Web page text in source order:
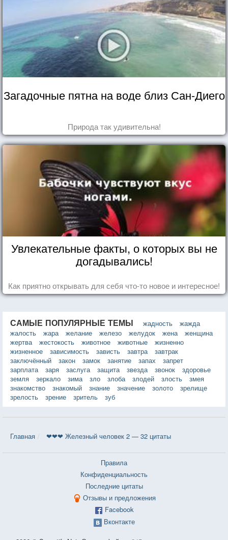
Загадочные пятна на воде близ Сан-Диего
Природа так удивительна!
Увлекательные факты, о которых вы не
догадывались!
Как приятно открывать для себя что-то новое и интересное!
САМЫЕ ПОПУЛЯРНЫЕ ТЕМЫ жадность
жажда
жалость
жара желание железо желудок жена
женщина
жертва
жестокость животное животные
жизненно
жизненное
зависимость зависть завтра
завтрак
заключённый
закон замок занятие запах
запрет
зарплата
заря заслуга защита звезда звонок
здоровье
земля
зеркало зима зло злоба злодей злость
змея
знакомство
знакомый знание значение золото
зрелище
зрелость
зрение зритель зуб
Главная ❤❤❤ Железный человек 2 — 32 цитаты
Правила
Конфиденциальность
Последние цитаты
Отзывы и предложения
Facebook
Вконтакте